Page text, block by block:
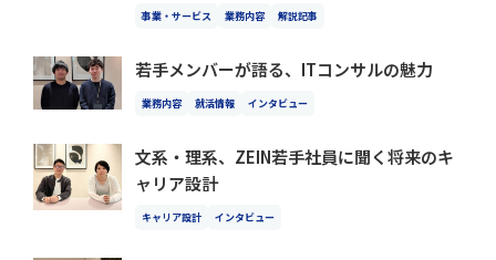
事業・サービス 業務内容 解説記事
若手メンバーが語る、ITコンサルの魅力
業務内容 就活情報 インタビュー
文系・理系、ZEIN若手社員に聞く将来のキ
ャリア設計
キャリア設計 インタビュー